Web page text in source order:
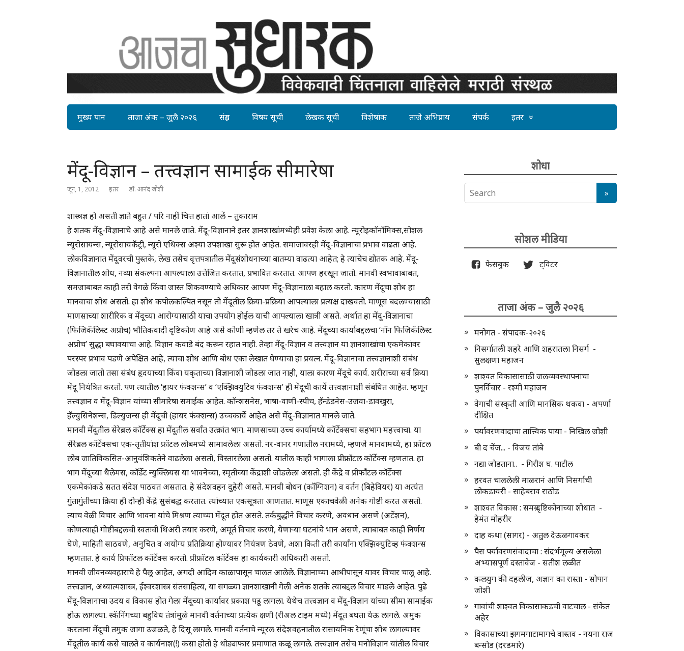
मुख्य पान ताजा अंक – जुलै २०२६ संग्रह विषय सूची लेखक सूची विशेषांक ताजे अभिप्राय संपर्क इतर
मेंदू-विज्ञान – तत्त्वज्ञान सामाईक सीमारेषा
जून, 1, 2012 इतर डॉ. आनंद जोशी
शास्त्रज्ञ हो असती ज्ञाते बहुत / परि नाहीं चित्त हातां आलें – तुकाराम
हे शतक मेंदू-विज्ञानाचे आहे असे मानले जाते. मेंदू-विज्ञानाने इतर ज्ञानशाखांमध्येही प्रवेश केला आहे. न्यूरोइकॉनॉमिक्स,सोशल
न्यूरोसायन्स, न्यूरोसायकॅट्री, न्यूरो एथिक्स अश्या उपशाखा सुरू होत आहेत. समाजावरही मेंदू-विज्ञानाचा प्रभाव वाढता आहे.
लोकविज्ञानात मेंदूवरची पुस्तके, लेख तसेच वृत्तपत्रातील मेंदूसंशोधनाच्या बातम्या वाढत्या आहेत; हे त्याचेच द्योतक आहे. मेंदू-
विज्ञानातील शोध, नव्या संकल्पना आपल्याला उत्तेजित करतात, प्रभावित करतात. आपण हरखून जातो. मानवी स्वभावाबाबत,
समजाबाबत काही तरी वेगळे किंवा जास्त शिकवण्याचे अधिकार आपण मेंदू-विज्ञानाला बहाल करतो. कारण मेंदूचा शोध हा
मानवाचा शोध असतो. हा शोध कपोलकल्पित नसून तो मेंदूतील क्रिया-प्रक्रिया आपल्याला प्रत्यक्ष दाखवतो. माणूस बदलण्यासाठी
माणसाच्या शारीरिक व मेंदूच्या आरोग्यासाठी याचा उपयोग होईल याची आपल्याला खात्री असते. अर्थात हा मेंदू-विज्ञानाचा
(फिजिकॅलिस्ट अप्रोच) भौतिकवादी दृष्टिकोण आहे असे कोणी म्हणेल तर ते खरेच आहे. मेंदूच्या कार्याबद्दलचा ‘नॉन फिजिकॅलिस्ट
अप्रोच’ सुद्धा बघावयाचा आहे. विज्ञान कवाडे बंद करून रहात नाही. तेव्हा मेंदू-विज्ञान व तत्त्वज्ञान या ज्ञानशाखांचा एकमेकांवर
परस्पर प्रभाव पडणे अपेक्षित आहे, त्याचा शोध आणि बोध एका लेखात घेण्याचा हा प्रयत्न. मेंदू-विज्ञानाचा तत्त्वज्ञानाशी संबंध
जोडला जातो तसा संबंध हृदयाच्या किंवा यकृताच्या विज्ञानाशी जोडला जात नाही, याला कारण मेंदूचे कार्य. शरीराच्या सर्व क्रिया
मेंदू नियंत्रित करतो. पण त्यातील ‘हायर फंक्शन्स’ व ‘एक्झिक्युटिव फंक्शन्स’ ही मेंदूची कार्ये तत्त्वज्ञानाशी संबंधित आहेत. म्हणून
तत्त्वज्ञान व मेंदू-विज्ञान यांच्या सीमारेषा समाईक आहेत. कॉन्शसनेस, भाषा-वाणी-स्पीच, हॅन्डेडनेस-उजवा-डावखुरा,
हॅल्युसिनेशन्स, डिल्युजन्स ही मेंदूची (हायर फंक्शन्स) उच्चकार्ये आहेत असे मेंदू-विज्ञानात मानले जाते.
मानवी मेंदूतील सेरेब्रल कॉर्टेक्स हा मेंदूतील सर्वांत उत्क्रांत भाग. माणसाच्या उच्च कार्यामध्ये कॉर्टेक्सचा सहभाग महत्त्वाचा. या
सेरेब्रल कॉर्टेक्सचा एक-तृतीयांश फ्राँटल लोबमध्ये सामावलेला असतो. नर-वानर गणातील नरामध्ये, म्हणजे मानवामध्ये, हा फ्राँटल
लोब जातिविकसित-आनुवंशिकतेने वाढलेला असतो, विस्तारलेला असतो. यातील काही भागाला प्रीफ्राँटल कॉर्टेक्स म्हणतात. हा
भाग मेंदूच्या थैलेमस, कॉर्डेट न्युक्लियस या भावनेच्या, स्मृतीच्या केंद्राशी जोडलेला असतो. ही केंद्रे व प्रीफाँटल कॉर्टेक्स
एकमेकांकडे सतत संदेश पाठवत असतात. हे संदेशवहन दुहेरी असते. मानवी बोधन (कॉग्निशन) व वर्तन (बिहेवियर) या अत्यंत
गुंतागुंतीच्या क्रिया ही दोन्ही केंद्रे सुसंबद्ध करतात. त्यांच्यात एकसूत्रता आणतात. माणूस एकाचवेळी अनेक गोष्टी करत असतो.
त्याच वेळी विचार आणि भावना यांचे मिश्रण त्याच्या मेंदूत होत असते. तर्कबुद्धीने विचार करणे, अवधान असणे (अटेंशन),
कोणत्याही गोष्टीबद्दलची स्वतःची थिअरी तयार करणे, अमूर्त विचार करणे, येणाऱ्या घटनांचे भान असणे, त्याबाबत काही निर्णय
घेणे, माहिती साठवणे, अनुचित व अयोग्य प्रतिक्रिया होण्यावर नियंत्रण ठेवणे, अशा किती तरी कार्यांना एक्झिक्युटिव्ह फंक्शन्स
म्हणतात. हे कार्य प्रिफाँटल कॉर्टेक्स करतो. प्रीफ्राँटल कॉर्टेक्स हा कार्यकारी अधिकारी असतो.
मानवी जीवनव्यवहाराचे हे पैलू आहेत, अगदी आदिम काळापासून चालत आलेले. विज्ञानाच्या आधीपासून यावर विचार चालू आहे.
तत्त्वज्ञान, अध्यात्मशास्त्र, ईश्वरशास्त्र संतसाहित्य, या सगळ्या ज्ञानशाखांनी गेली अनेक शतके त्याबद्दल विचार मांडले आहेत. पुढे
मेंदू-विज्ञानाचा उदय व विकास होत गेला मेंदूच्या कार्यावर प्रकाश पडू लागला. येथेच तत्त्वज्ञान व मेंदू-विज्ञान यांच्या सीमा सामाईक
होऊ लागल्या. स्कॅनिंगच्या बहुविध तंत्रांमुळे मानवी वर्तनाच्या प्रत्येक क्षणी (रीअल टाइम मध्ये) मेंदूत बघता येऊ लागले. अमुक
करताना मेंदूची तमुक जागा उजळते, हे दिसू लागले. मानवी वर्तनाचे न्यूरल संदेशवहनातील रासायनिक रेणूंचा शोध लागल्यावर
मेंदूतील कार्य कसे चालते व कार्यनाश(!) कसा होतो हे थोड्याफार प्रमाणात कळू लागले. तत्त्वज्ञान तसेच मनोविज्ञान यांतील विचार
शोधा
सोशल मीडिया
फेसबुक ट्विटर
ताजा अंक – जुलै २०२६
मनोगत - संपादक-२०२६
निसर्गातली शहरे आणि शहरातला निसर्ग -
सुलक्षणा महाजन
शाश्वत विकासासाठी जलव्यवस्थापनाचा
पुनर्विचार - रश्मी महाजन
वेगाची संस्कृती आणि मानसिक थकवा - अपर्णा
दीक्षित
पर्यावरणवादाचा तात्त्विक पाया - निखिल जोशी
बी द चेंज... - विजय तांबे
नद्या जोडताना.. - गिरीश घ. पाटील
हरवत चाललेली माळरानं आणि निसर्गाची
लोकडायरी - साहेबराव राठोड
शाश्वत विकास : समग्र दृष्टिकोनाच्या शोधात -
हेमंत मोहरीर
दाह कथा (सागर) - अतुल देऊळगावकर
पैस पर्यावरणसंवादाचा : संदर्भमूल्य असलेला
अभ्यासपूर्ण दस्तावेज - सतीश लळीत
कलयुग की दहलीज, अज्ञान का रास्ता - सोपान
जोशी
गावांची शाश्वत विकासाकडची वाटचाल - संकेत
अहेर
विकासाच्या झगमगाटामागचे वास्तव - नयना राज
बन्सोड (दरडमारे)